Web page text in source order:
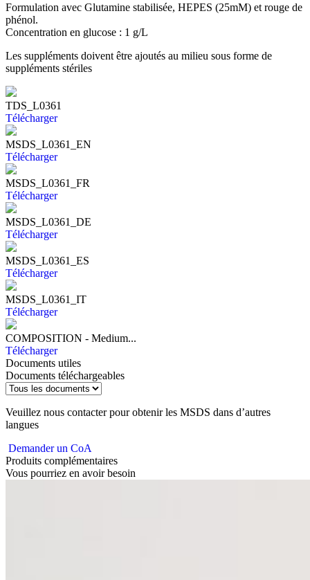
Formulation avec Glutamine stabilisée, HEPES (25mM) et rouge de
phénol.
Concentration en glucose : 1 g/L
Les suppléments doivent être ajoutés au milieu sous forme de
suppléments stériles
TDS_L0361
Télécharger
MSDS_L0361_EN
Télécharger
MSDS_L0361_FR
Télécharger
MSDS_L0361_DE
Télécharger
MSDS_L0361_ES
Télécharger
MSDS_L0361_IT
Télécharger
COMPOSITION - Medium...
Télécharger
Documents utiles
Documents téléchargeables
Veuillez nous contacter pour obtenir les MSDS dans d’autres
langues
Demander un CoA
Produits complémentaires
Vous pourriez en avoir besoin